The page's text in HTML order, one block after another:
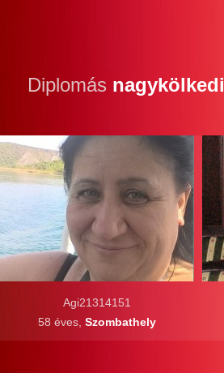
Diplomás nagykölkedi
Agi21314151
58 éves, Szombathely